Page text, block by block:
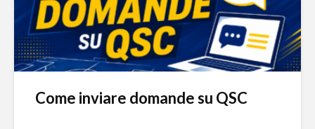
Come inviare domande su QSC